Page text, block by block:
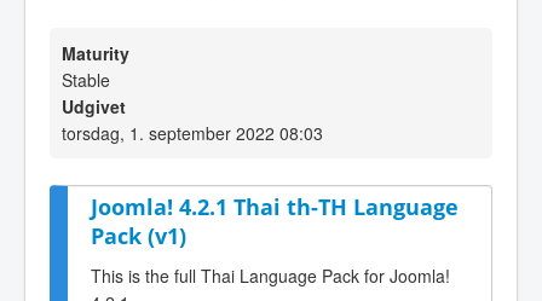
Maturity
Stable
Udgivet
torsdag, 1. september 2022 08:03
Joomla! 4.2.1 Thai th-TH Language
Pack (v1)
This is the full Thai Language Pack for Joomla!